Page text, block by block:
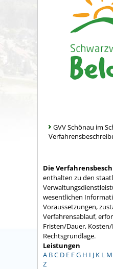
GVV Schönau im
Die
enthalten zu den
wesentlichen
Voraussetzungen,
Verfahrensablauf,
Fristen/Dauer,
Rechtsgrundlage.
Leistungen
A BC D E FG H I J K L M
Z